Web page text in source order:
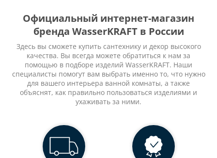
Официальный интернет-магазин
бренда WasserKRAFT в России
Здесь вы сможете купить сантехнику и декор высокого
качества. Вы всегда можете обратиться к нам за
помощью в подборе изделий WasserKRAFT. Наши
специалисты помогут вам выбрать именно то, что нужно
для вашего интерьера ванной комнаты, а также
объяснят, как правильно пользоваться изделиями и
ухаживать за ними.